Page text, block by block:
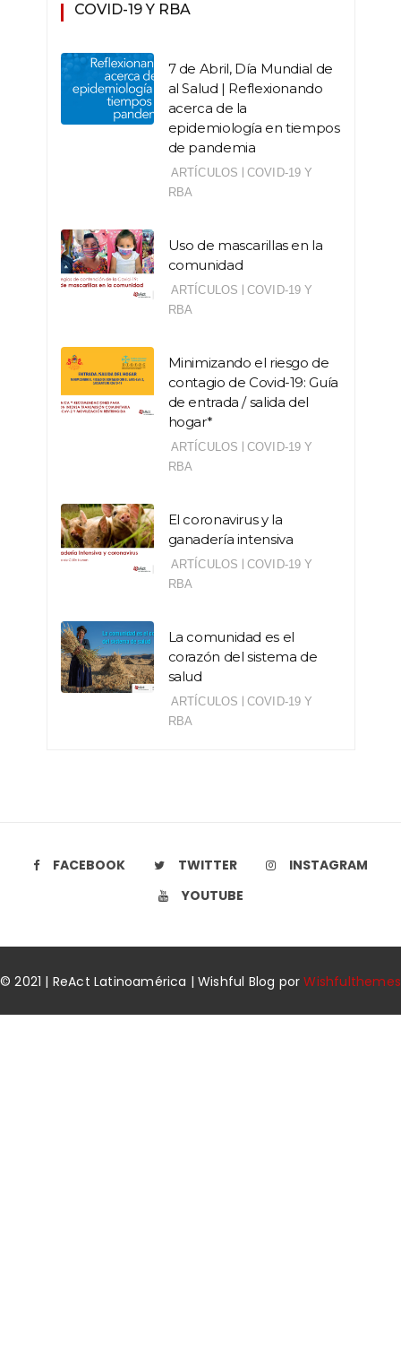
COVID-19 Y RBA
7 de Abril, Día Mundial de
al Salud | Reflexionando
acerca de la
epidemiología en tiempos
de pandemia
ARTÍCULOS | COVID-19 Y
RBA
Uso de mascarillas en la
comunidad
ARTÍCULOS | COVID-19 Y
RBA
Minimizando el riesgo de
contagio de Covid-19: Guía
de entrada / salida del
hogar*
ARTÍCULOS | COVID-19 Y
RBA
El coronavirus y la
ganadería intensiva
ARTÍCULOS | COVID-19 Y
RBA
La comunidad es el
corazón del sistema de
salud
ARTÍCULOS | COVID-19 Y
RBA
FACEBOOK TWITTER
INSTAGRAM
YOUTUBE
© 2021 | ReAct Latinoamérica | Wishful Blog porWishfulthemes